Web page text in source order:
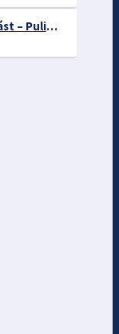
Maďarská plemena psů 1. část – Puli, Komondor